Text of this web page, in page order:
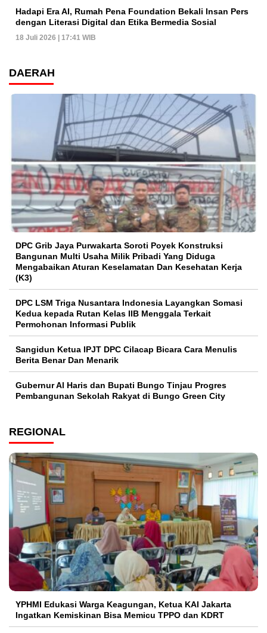
Hadapi Era AI, Rumah Pena Foundation Bekali Insan Pers
dengan Literasi Digital dan Etika Bermedia Sosial
18 Juli 2026 | 17:41 WIB
DAERAH
DPC Grib Jaya Purwakarta Soroti Poyek Konstruksi
Bangunan Multi Usaha Milik Pribadi Yang Diduga
Mengabaikan Aturan Keselamatan Dan Kesehatan Kerja
(K3)
DPC LSM Triga Nusantara Indonesia Layangkan Somasi
Kedua kepada Rutan Kelas IIB Menggala Terkait
Permohonan Informasi Publik
Sangidun Ketua IPJT DPC Cilacap Bicara Cara Menulis
Berita Benar Dan Menarik
​Gubernur Al Haris dan Bupati Bungo Tinjau Progres
Pembangunan Sekolah Rakyat di Bungo Green City
REGIONAL
YPHMI Edukasi Warga Keagungan, Ketua KAI Jakarta
Ingatkan Kemiskinan Bisa Memicu TPPO dan KDRT